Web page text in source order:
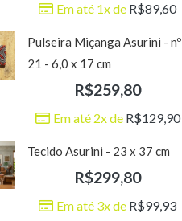
Em até 1x de R$89,60
Pulseira Miçanga Asurini - nº
21 - 6,0 x 17 cm
R$259,80
Em até 2x de R$129,90
Tecido Asurini - 23 x 37 cm
R$299,80
Em até 3x de R$99,93